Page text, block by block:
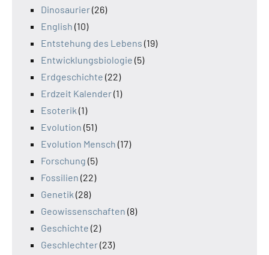
Dinosaurier(26)
English (10)
Entstehung des Lebens (19)
Entwicklungsbiologie (5)
Erdgeschichte (22)
Erdzeit Kalender(1)
Esoterik (1)
Evolution (51)
Evolution Mensch (17)
Forschung (5)
Fossilien (22)
Genetik (28)
Geowissenschaften (8)
Geschichte (2)
Geschlechter(23)